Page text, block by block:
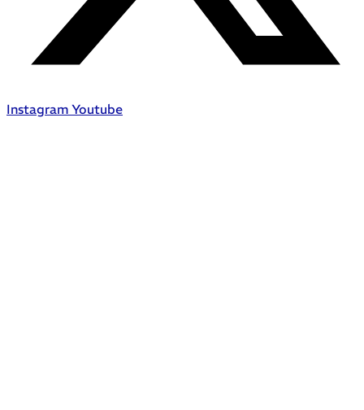
Instagram Youtube